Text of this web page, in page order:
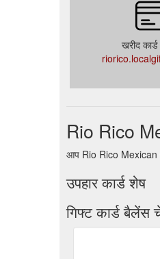
खरीद
Rio Rico
आप Rio Rico Mexican
उपहार कार्ड शेष
गिफ्ट कार्ड बैलेंस